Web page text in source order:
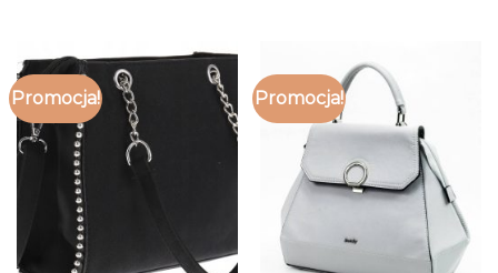
Promocja! Promocja!